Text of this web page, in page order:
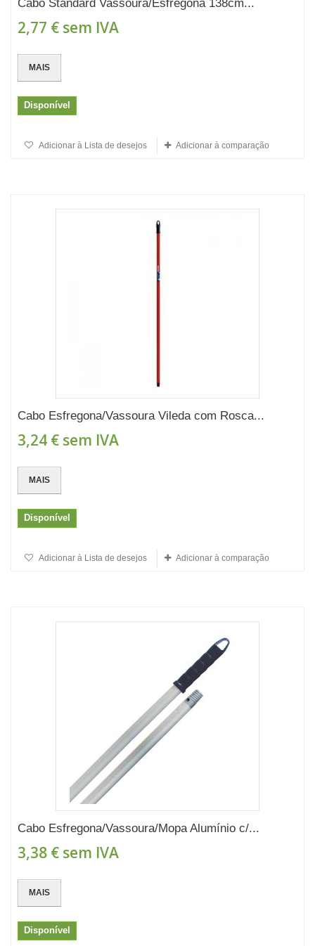
Cabo Standard Vassoura/Esfregona 138cm...
2,77 € sem IVA
MAIS
Disponível
Adicionar à Lista de desejos Adicionar à comparação
Cabo Esfregona/Vassoura Vileda com Rosca...
3,24 € sem IVA
MAIS
Disponível
Adicionar à Lista de desejos Adicionar à comparação
Cabo Esfregona/Vassoura/Mopa Alumínio c/...
3,38 € sem IVA
MAIS
Disponível